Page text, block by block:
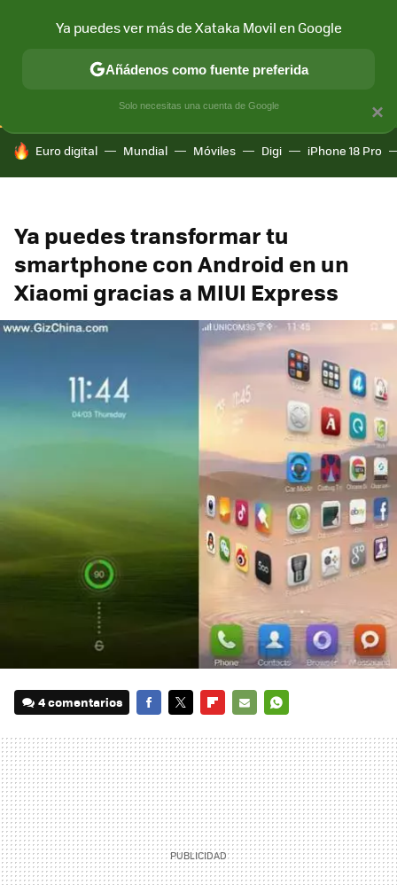
CONECTIVIDAD MÓVIL Y SOCIEDAD APLICACIONES
HOY SE HABLA DE
Euro digital Mundial Móviles Digi iPhone 18 Pro
Ya puedes transformar tu
smartphone con Android en un
Xiaomi gracias a MIUI Express
4 comentarios
MAIL
×
Ya puedes ver más de Xataka Movil en Google
Añádenos como fuente preferida
Solo necesitas una cuenta de Google